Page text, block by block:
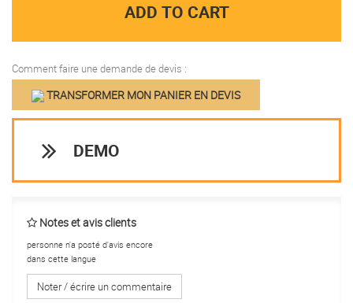
ADD TO CART
Comment faire une demande de devis :
TRANSFORMER MON PANIER EN DEVIS
DEMO
Notes et avis clients
personne n'a posté d'avis encore
dans cette langue
Noter / écrire un commentaire